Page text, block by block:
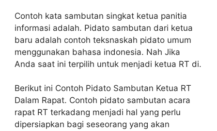
Contoh kata sambutan singkat ketua panitia
informasi adalah. Pidato sambutan dari ketua
baru adalah contoh teksnaskah pidato umum
menggunakan bahasa indonesia. Nah Jika
Anda saat ini terpilih untuk menjadi ketua RT di.
Berikut ini Contoh Pidato Sambutan Ketua RT
Dalam Rapat. Contoh pidato sambutan acara
rapat RT terkadang menjadi hal yang perlu
dipersiapkan bagi seseorang yang akan